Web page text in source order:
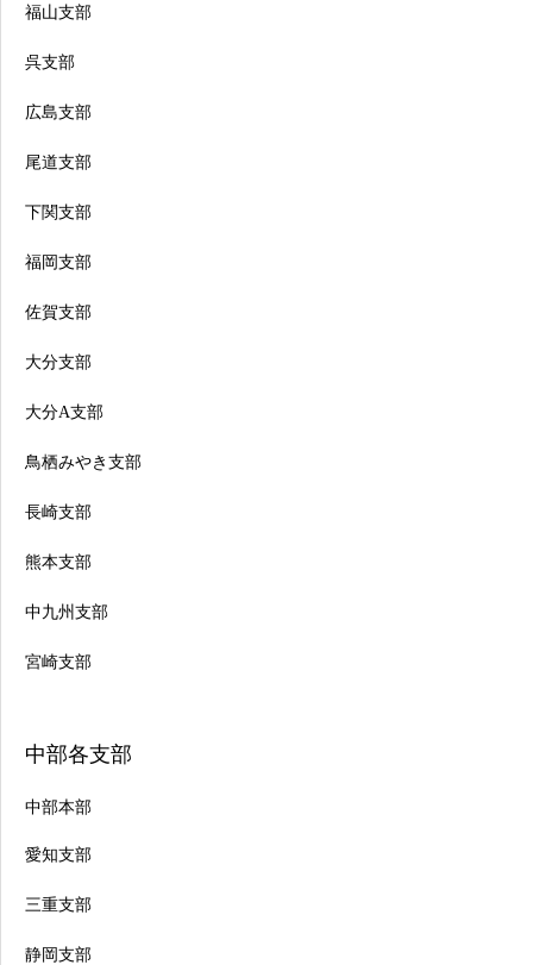
福山支部
呉支部
広島支部
尾道支部
下関支部
福岡支部
佐賀支部
大分支部
大分A支部
鳥栖みやき支部
長崎支部
熊本支部
中九州支部
宮崎支部
中部各支部
中部本部
愛知支部
三重支部
静岡支部